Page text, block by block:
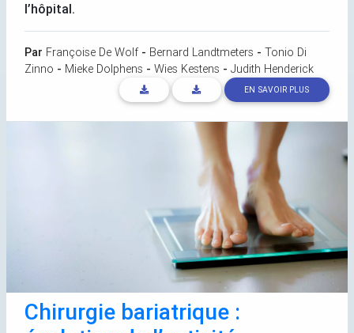
l’hôpital.
Par Françoise De Wolf- Bernard Landtmeters - Tonio Di
Zinno - Mieke Dolphens - Wies Kestens - Judith Henderick
EN SAVOIR PLUS
Chirurgie bariatrique :